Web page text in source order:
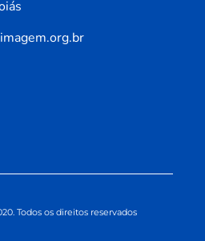
Todos os direitos reservados